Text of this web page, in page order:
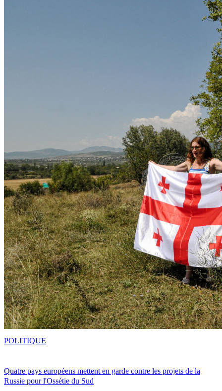
Quatre pays européens mettent en garde contre les projets de la
Russie pour l'Ossétie du Sud
POLITIQUE